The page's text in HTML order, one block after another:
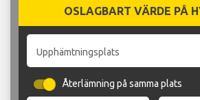
OSLAGBART VÄRDE PÅ
Upphämtningsplats
Återlämning på samma plats